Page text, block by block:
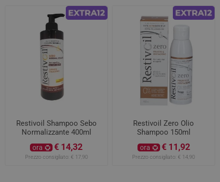
Restivoil Shampoo Sebo
Normalizzante 400ml
ora € 14,32
Prezzo consigliato: € 17,90
Restivoil Zero Olio
Shampoo 150ml
ora € 11,92
Prezzo consigliato: € 14,90